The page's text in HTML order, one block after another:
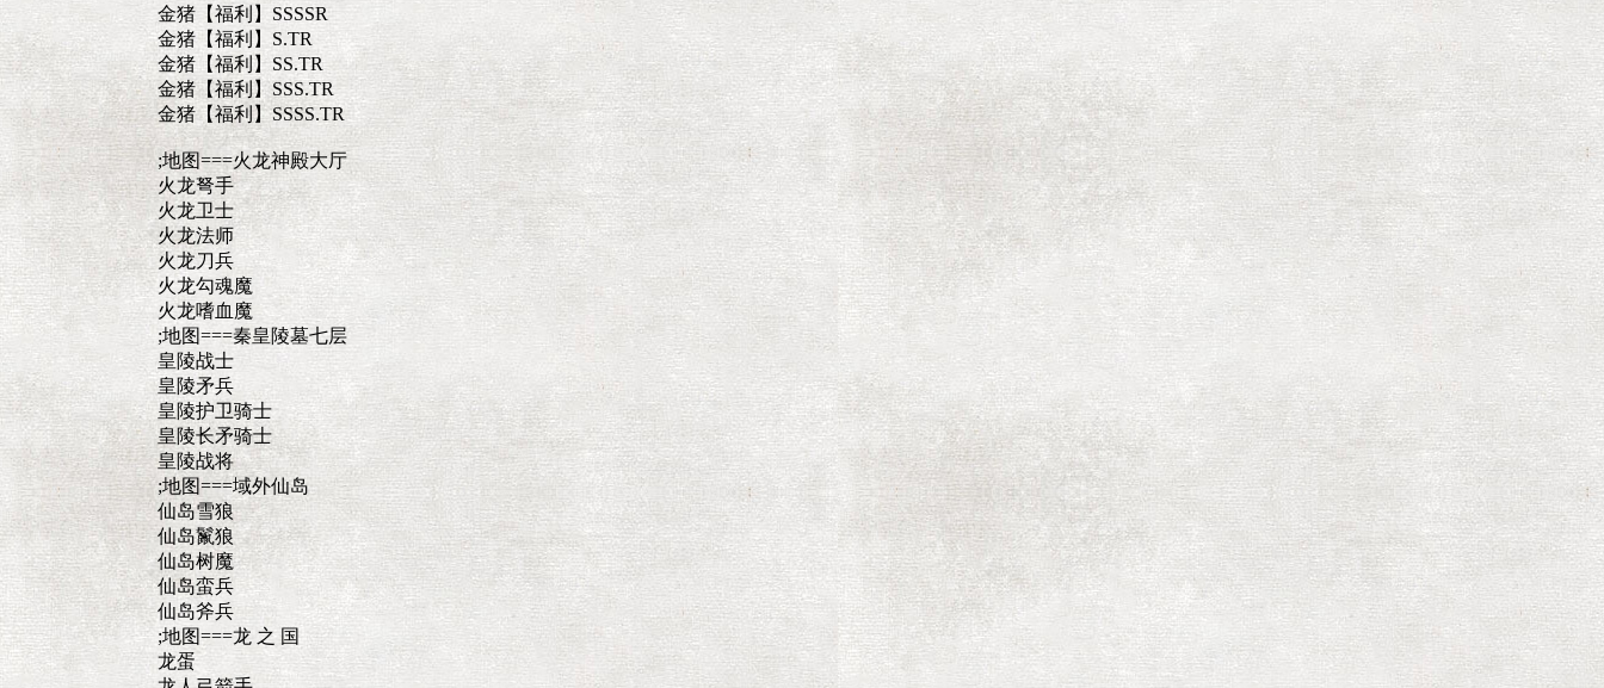
金猪【福利】SSSSR
金猪【福利】S.TR
金猪【福利】SS.TR
金猪【福利】SSS.TR
金猪【福利】SSSS.TR
;地图===火龙神殿大厅
火龙弩手
火龙卫士
火龙法师
火龙刀兵
火龙勾魂魔
火龙嗜血魔
;地图===秦皇陵墓七层
皇陵战士
皇陵矛兵
皇陵护卫骑士
皇陵长矛骑士
皇陵战将
;地图===域外仙岛
仙岛雪狼
仙岛鬣狼
仙岛树魔
仙岛蛮兵
仙岛斧兵
;地图===龙 之 国
龙蛋